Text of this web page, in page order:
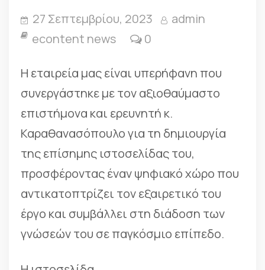
27 Σεπτεμβρίου, 2023
admin
econtent news
0
Η εταιρεία μας είναι υπερήφανη που
συνεργάστηκε με τον αξιοθαύμαστο
επιστήμονα και ερευνητή κ.
Καραθανασόπουλο για τη δημιουργία
της επίσημης ιστοσελίδας του,
προσφέροντας έναν ψηφιακό χώρο που
αντικατοπτρίζει τον εξαιρετικό του
έργο και συμβάλλει στη διάδοση των
γνώσεών του σε παγκόσμιο επίπεδο.